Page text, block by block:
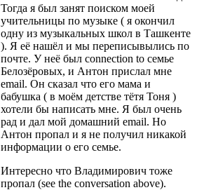
Тогда я был занят поиском моей
учительницы по музыке ( я окончил
одну из музыкальных школ в Ташкенте
). Я её нашёл и мы переписывылись по
почте. У неё был connection to семье
Белозёровых, и Антон прислал мне
email. Он сказал что его мама и
бабушка ( в моём детстве тётя Тоня )
хотели бы написать мне. Я был очень
рад и дал мой домашний email. Но
Антон пропал и я не получил никакой
информации о его семье.
Интересно что Владимирович тоже
пропал (see the conversation above).